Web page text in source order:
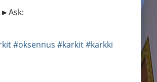
#oksennus #karkit#karkki